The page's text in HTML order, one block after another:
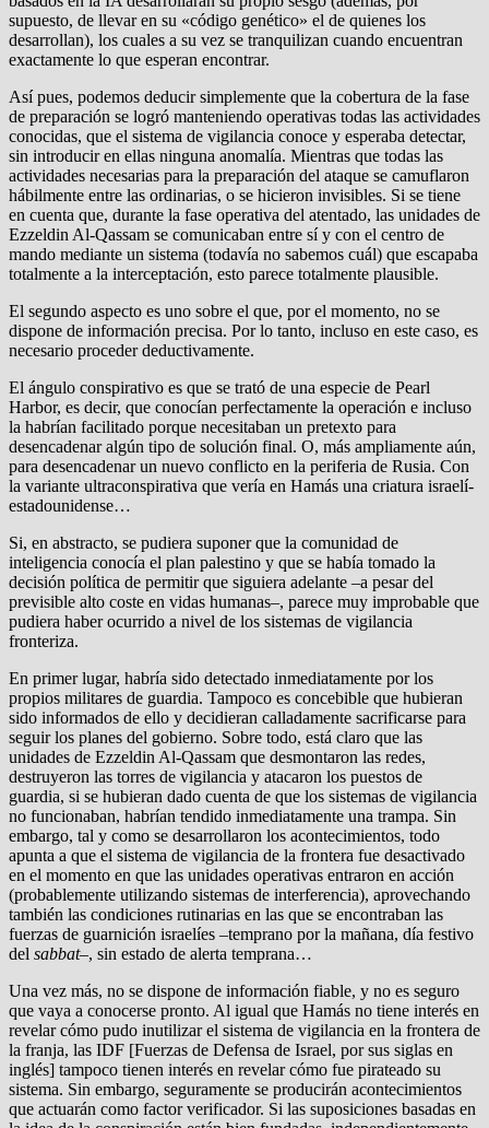
supuesto, de llevar en su «código genético» el de quienes los
desarrollan), los cuales a su vez se tranquilizan cuando encuentran
exactamente lo que esperan encontrar.
Así pues, podemos deducir simplemente que la cobertura de la fase
de preparación se logró manteniendo operativas todas las actividades
conocidas, que el sistema de vigilancia conoce y esperaba detectar,
sin introducir en ellas ninguna anomalía. Mientras que todas las
actividades necesarias para la preparación del ataque se camuflaron
hábilmente entre las ordinarias, o se hicieron invisibles. Si se tiene
en cuenta que, durante la fase operativa del atentado, las unidades de
Ezzeldin Al-Qassam se comunicaban entre sí y con el centro de
mando mediante un sistema (todavía no sabemos cuál) que escapaba
totalmente a la interceptación, esto parece totalmente plausible.
El segundo aspecto es uno sobre el que, por el momento, no se
dispone de información precisa. Por lo tanto, incluso en este caso, es
necesario proceder deductivamente.
El ángulo conspirativo es que se trató de una especie de Pearl
Harbor, es decir, que conocían perfectamente la operación e incluso
la habrían facilitado porque necesitaban un pretexto para
desencadenar algún tipo de solución final. O, más ampliamente aún,
para desencadenar un nuevo conflicto en la periferia de Rusia. Con
la variante ultraconspirativa que vería en Hamás una criatura israelí-
estadounidense…
Si, en abstracto, se pudiera suponer que la comunidad de
inteligencia conocía el plan palestino y que se había tomado la
decisión política de permitir que siguiera adelante –a pesar del
previsible alto coste en vidas humanas–, parece muy improbable que
pudiera haber ocurrido a nivel de los sistemas de vigilancia
fronteriza.
En primer lugar, habría sido detectado inmediatamente por los
propios militares de guardia. Tampoco es concebible que hubieran
sido informados de ello y decidieran calladamente sacrificarse para
seguir los planes del gobierno. Sobre todo, está claro que las
unidades de Ezzeldin Al-Qassam que desmontaron las redes,
destruyeron las torres de vigilancia y atacaron los puestos de
guardia, si se hubieran dado cuenta de que los sistemas de vigilancia
no funcionaban, habrían tendido inmediatamente una trampa. Sin
embargo, tal y como se desarrollaron los acontecimientos, todo
apunta a que el sistema de vigilancia de la frontera fue desactivado
en el momento en que las unidades operativas entraron en acción
(probablemente utilizando sistemas de interferencia), aprovechando
también las condiciones rutinarias en las que se encontraban las
fuerzas de guarnición israelíes –temprano por la mañana, día festivo
del sabbat–, sin estado de alerta temprana…
Una vez más, no se dispone de información fiable, y no es seguro
que vaya a conocerse pronto. Al igual que Hamás no tiene interés en
revelar cómo pudo inutilizar el sistema de vigilancia en la frontera de
la franja, las IDF [Fuerzas de Defensa de Israel, por sus siglas en
inglés] tampoco tienen interés en revelar cómo fue pirateado su
sistema. Sin embargo, seguramente se producirán acontecimientos
que actuarán como factor verificador. Si las suposiciones basadas en